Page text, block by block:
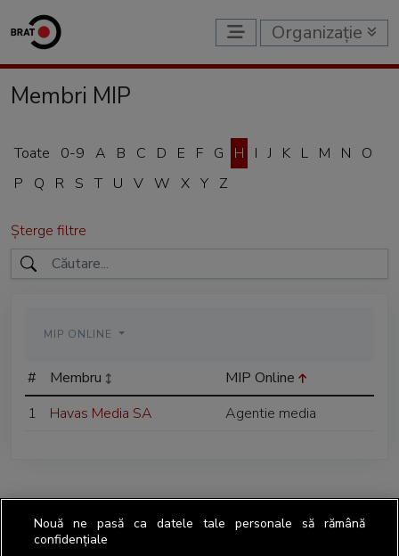
Organizație
Membri MIP
Toate 0-9 A B C D E F G H I J K L M N
O
P
Q R S T U V W X Y Z
Șterge filtre
MIP ONLINE
# Membru
MIP Online
1
Havas Media SA Agentie media
Nouă ne pasă ca datele tale personale să rămână
confidențiale